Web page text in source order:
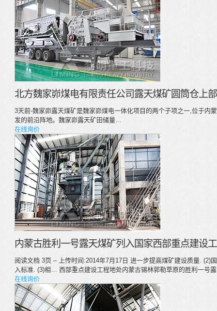
北方魏家峁煤电有限责任公司露天煤矿圆筒仓上
3天前-魏家峁露天煤矿是魏家峁煤电一体化项目的两个子项之一,位于内
发的前沿阵地。魏家峁露天矿田储量…
在线询价
内蒙古胜利一号露天煤矿列入国家西部重点建设
阅读文档 3页 – 上传时间:2014年7月17日 进一步提高煤矿建设质量. (2)
入标准. (3)相… 西部重点建设工程地处内蒙古锡林郭勒草原的胜利一号
在线询价